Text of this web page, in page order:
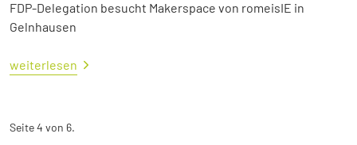
FDP-Delegation besucht Makerspace von romeisIE in
Gelnhausen
weiterlesen
Seite 4 von 6.